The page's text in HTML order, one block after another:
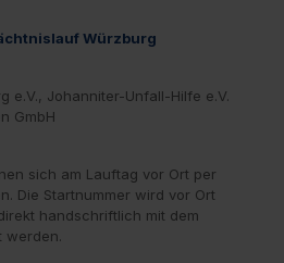
Würzburg
e.V., Johanniter-Unfall-Hilfe e.V.
GmbH
sich am Lauftag vor Ort per
Die Startnummer wird vor Ort
handschriftlich mit dem
werden.